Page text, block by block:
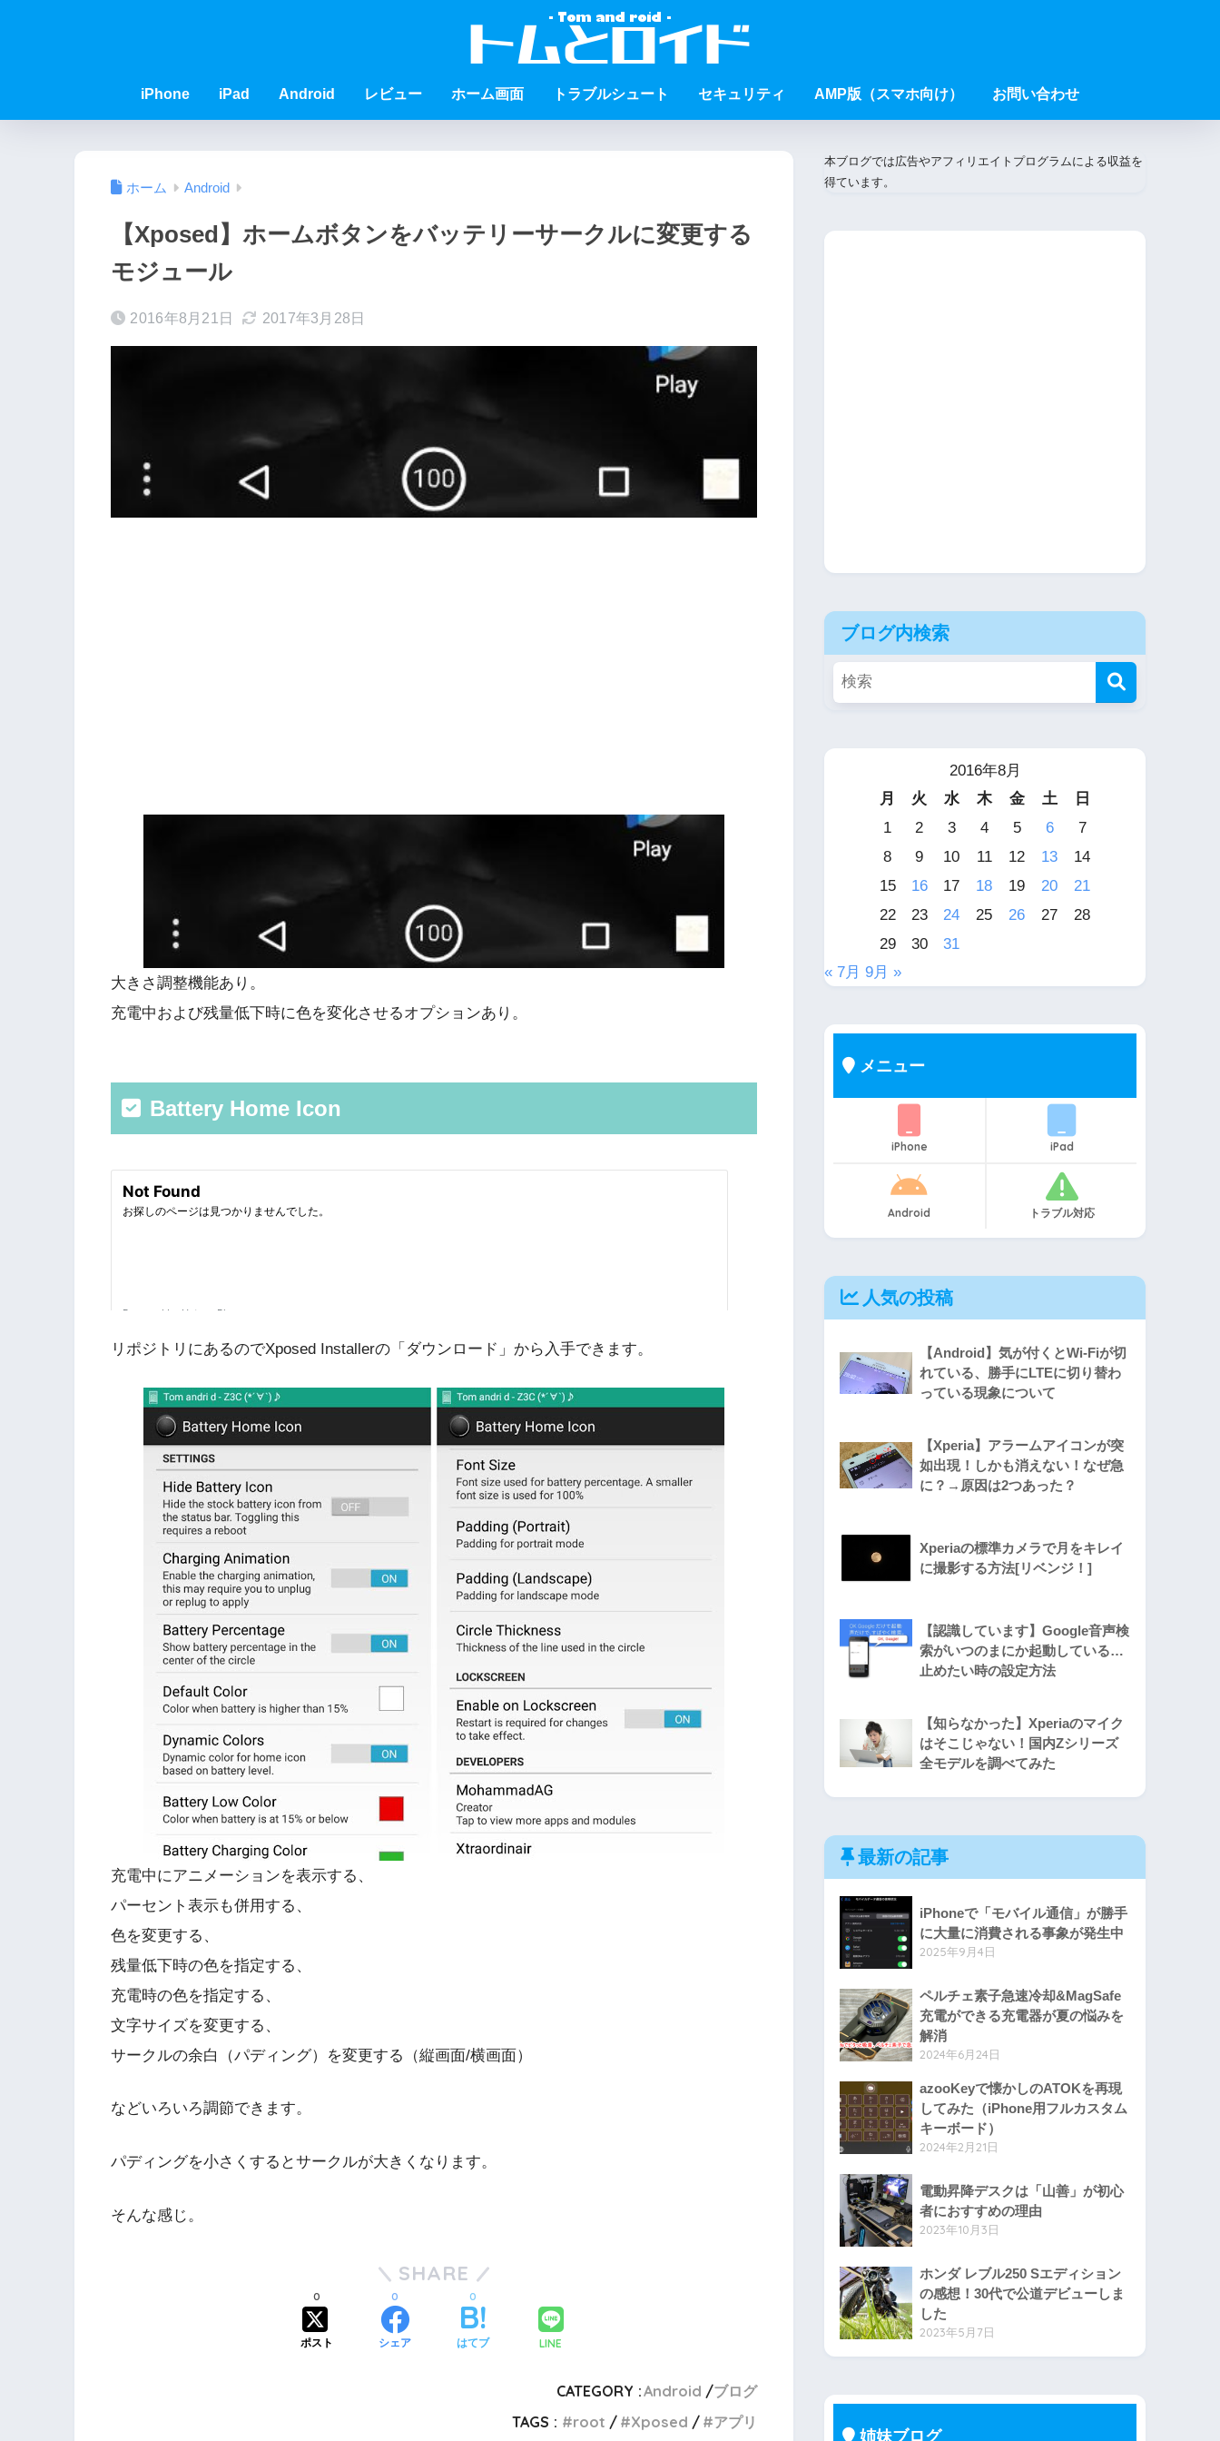
iPhone iPad Android レビュー ホーム画面 トラブルシュート セキュリティ AMP版（スマホ向け） お問い合わせ
ホーム Android
【Xposed】ホームボタンをバッテリーサークルに変更する
モジュール
2016年8月21日 2017年3月28日
大きさ調整機能あり。
充電中および残量低下時に色を変化させるオプションあり。
Battery Home Icon
リポジトリにあるのでXposed Installerの「ダウンロード」から入手できます。
充電中にアニメーションを表示する、
パーセント表示も併用する、
色を変更する、
残量低下時の色を指定する、
充電時の色を指定する、
文字サイズを変更する、
サークルの余白（パディング）を変更する（縦画面/横画面）
などいろいろ調節できます。
パディングを小さくするとサークルが大きくなります。
そんな感じ。
SHARE
ポスト
0
シェア
0
はてブ
0
LINE
CATEGORY :Android
ブログ
TAGS :
root Xposed アプリ
本ブログでは広告やアフィリエイトプログラムによる収益を
得ています。
ブログ内検索
2016年8月
月
火 水 木 金 土
日
1
2 3 4 5 6
7
8
9 10 11 12 13
14
15
16 17 18 19 20
21
22
23 24 25 26 27
28
29
30
31
« 7月 9月 »
メニュー
iPhone iPad
Android トラブル対応
人気の投稿
【Android】気が付くとWi-Fiが切
れている、勝手にLTEに切り替わ
っている現象について
【Xperia】アラームアイコンが突
如出現！しかも消えない！なぜ急
に？→原因は2つあった？
Xperiaの標準カメラで月をキレイ
に撮影する方法[リベンジ！]
【認識しています】Google音声検
索がいつのまにか起動している…
止めたい時の設定方法
【知らなかった】Xperiaのマイク
はそこじゃない！国内Zシリーズ
全モデルを調べてみた
最新の記事
iPhoneで「モバイル通信」が勝手
に大量に消費される事象が発生中
2025年9月4日
ペルチェ素子急速冷却&MagSafe
充電ができる充電器が夏の悩みを
解消
2024年6月24日
azooKeyで懐かしのATOKを再現
してみた（iPhone用フルカスタム
キーボード）
2024年2月21日
電動昇降デスクは「山善」が初心
者におすすめの理由
2023年10月3日
ホンダ レブル250 Sエディション
の感想！30代で公道デビューしま
した
2023年5月7日
姉妹ブログ